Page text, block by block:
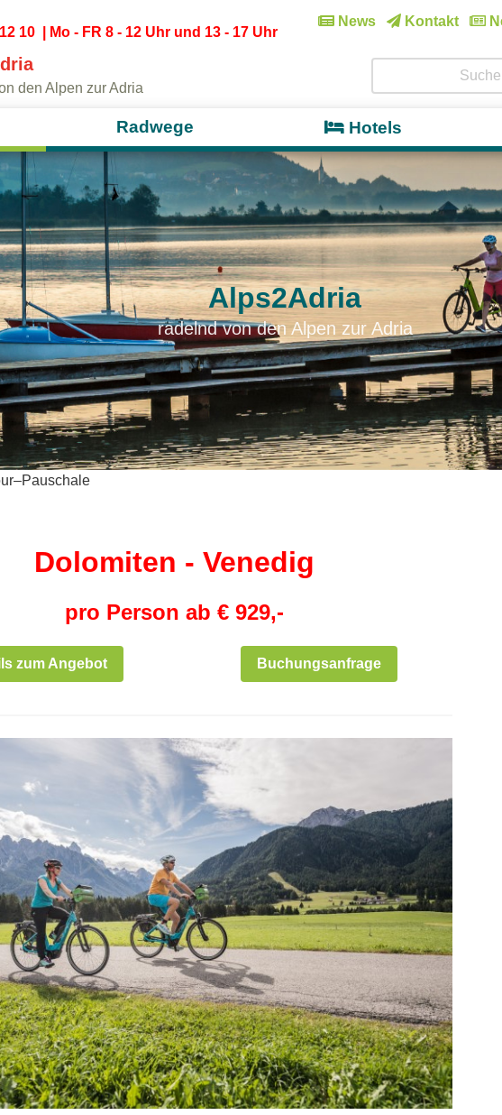
10 | Mo - FR 8 - 12 Uhr und 13 - 17 Uhr
News Kontakt
den Alpen zur Adria
Radwege Hotels
Alps2Adria
radelnd von den Alpen zur Adria
Dolomiten - Venedig
pro Person ab € 929,-
zum Angebot Buchungsanfrage